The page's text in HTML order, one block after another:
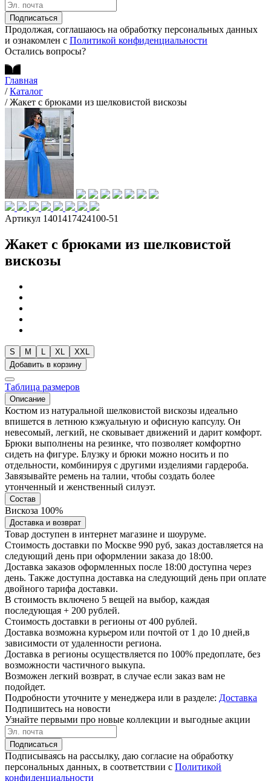
Подписаться
Продолжая, соглашаюсь на обработку персональных данных
и ознакомлен с Политикой конфиденциальности
Остались вопросы?
Главная
/ Каталог
/ Жакет с брюками из шелковистой вискозы
Артикул 1401417424100-51
Жакет с брюками из шелковистой
вискозы
S M XL
XXL
Добавить в корзину
Таблица размеров
Описание
Костюм из натуральной шелковистой вискозы идеально
впишется в летнюю кэжуальную и офисную капсулу. Он
невесомый, легкий, не сковывает движений и дарит комфорт.
Брюки выполнены на резинке, что позволяет комфортно
сидеть на фигуре. Блузку и брюки можно носить и по
отдельности, комбинируя с другими изделиями гардероба.
Завязывайте ремень на талии, чтобы создать более
утонченный и женственный силуэт.
Состав
Вискоза 100%
Доставка и возврат
Товар доступен в интернет магазине и шоуруме.
Стоимость доставки по Москве 990 руб, заказ доставляется на
следующий день при оформлении заказа до 18:00.
Доставка заказов оформленных после 18:00 доступна через
день. Также доступна доставка на следующий день при оплате
двойного тарифа доставки.
В стоимость включено 5 вещей на выбор, каждая
последующая + 200 рублей.
Стоимость доставки в регионы от 400 рублей.
Доставка возможна курьером или почтой от 1 до 10 дней,в
зависимости от удаленности региона.
Доставка в регионы осуществляется по 100% предоплате, без
возможности частичного выкупа.
Возможен легкий возврат, в случае если заказ вам не
подойдет.
Подробности уточните у менеджера или в разделе: Доставка
Подпишитесь на новости
Узнайте первыми про новые коллекции и выгодные акции
Подписаться
Подписываясь на рассылку, даю согласие на обработку
персональных данных, в соответствии с Политикой
конфиденциальности